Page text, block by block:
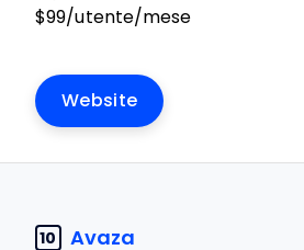
$99/utente/mese
Website
10 Avaza